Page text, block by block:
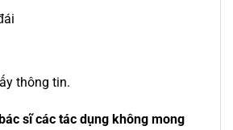
thông tin.
sĩ các tác dụng không mong